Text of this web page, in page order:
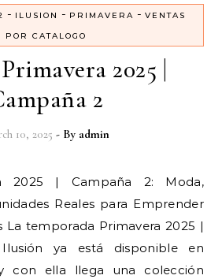
- ILUSION - PRIMAVERA - VENTAS
POR CATALOGO
2025 |
2
10, 2025 - By admin
Reales para Emprender
La temporada Primavera 2025 |
ya está disponible en
con ella llega una colección